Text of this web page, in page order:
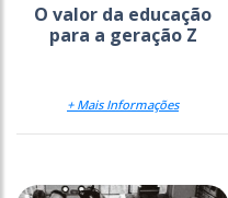
O valor da educação
para a geração Z
+ Mais Informações